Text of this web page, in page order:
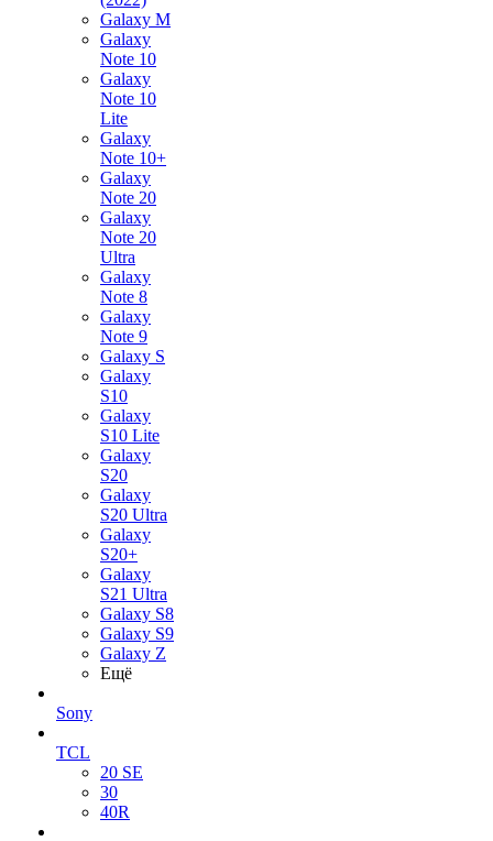
Galaxy M
Galaxy
Note 10
Galaxy
Note 10
Lite
Galaxy
Note 10+
Galaxy
Note 20
Galaxy
Note 20
Ultra
Galaxy
Note 8
Galaxy
Note 9
Galaxy S
Galaxy
S10
Galaxy
S10 Lite
Galaxy
S20
Galaxy
S20 Ultra
Galaxy
S20+
Galaxy
S21 Ultra
Galaxy S8
Galaxy S9
Galaxy Z
Ещё
Sony
TCL
20 SE
30
40R